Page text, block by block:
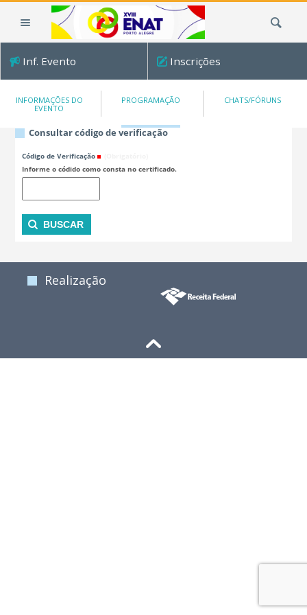
Inf. Evento Inscrições
INFORMAÇÕES DO
EVENTO
PROGRAMAÇÃO CHATS/FÓRUNS
Consultar código de verificação
Código de Verificação
Informe o códido como consta no certificado.
Realização